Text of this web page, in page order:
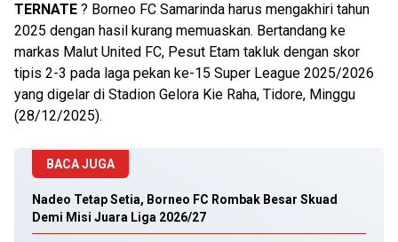
TERNATE ? Borneo FC Samarinda harus mengakhiri tahun
2025 dengan hasil kurang memuaskan. Bertandang ke
markas Malut United FC, Pesut Etam takluk dengan skor
tipis 2-3 pada laga pekan ke-15 Super League 2025/2026
yang digelar di Stadion Gelora Kie Raha, Tidore, Minggu
(28/12/2025).
BACA JUGA
Nadeo Tetap Setia, Borneo FC Rombak Besar Skuad
Demi Misi Juara Liga 2026/27